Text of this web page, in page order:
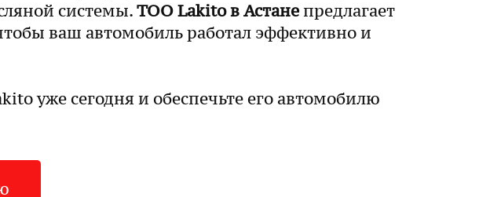
системы.ТОО Lakito в Астанепредлагает
ваш автомобиль работал эффективно и
уже сегодня и обеспечьте его автомобилю